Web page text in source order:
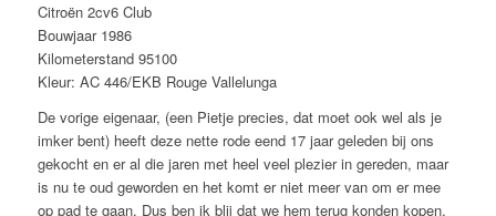
Citroën 2cv6 Club
Bouwjaar 1986
Kilometerstand 95100
Kleur: AC 446/EKB Rouge Vallelunga
De vorige eigenaar, (een Pietje precies, dat moet ook wel als je
imker bent) heeft deze nette rode eend 17 jaar geleden bij ons
gekocht en er al die jaren met heel veel plezier in gereden, maar
is nu te oud geworden en het komt er niet meer van om er mee
op pad te gaan. Dus ben ik blij dat we hem terug konden kopen.